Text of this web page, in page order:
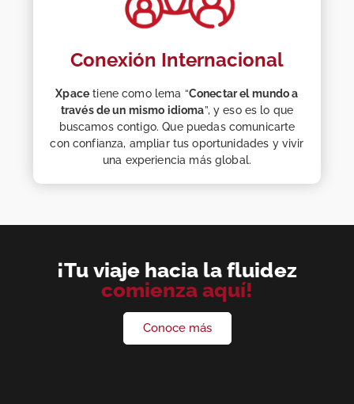
Conexión Internacional
Xpace tiene como lema “Conectar el mundo a
través de un mismo idioma”, y eso es lo que
buscamos contigo. Que puedas comunicarte
con confianza, ampliar tus oportunidades y vivir
una experiencia más global.
¡Tu viaje hacia la fluidez
comienza aquí!
Conoce más